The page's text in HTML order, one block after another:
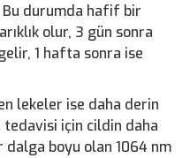
Bu durumda hafif bir
olur, 3 gün sonra
1 hafta sonra ise
lekeler ise daha derin
tedavisi için cildin daha
boyu olan 1064 nm